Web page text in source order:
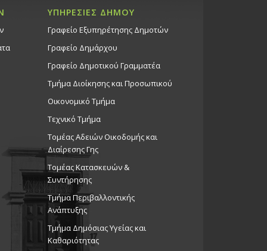
ΥΠΗΡΕΣΙΕΣ ΔΗΜΟΥ
Γραφείο Εξυπηρέτησης Δημοτών
Γραφείο Δημάρχου
Γραφείο Δημοτικού Γραμματέα
Τμήμα Διοίκησης και Προσωπικού
Οικονομικό Τμήμα
Τεχνικό Τμήμα
Τομέας Αδειών Οικοδομής και
Διαίρεσης Γης
Τομέας Κατασκευών &
Συντήρησης
Τμήμα Περιβαλλοντικής
Ανάπτυξης
Tμήμα Δημόσιας Υγείας και
Καθαριότητας